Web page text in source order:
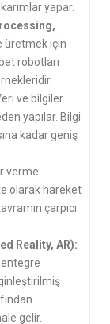
yapar.
üretmek için
robotları
ve bilgiler
yapılar. Bilgi
kadar geniş
verme
olarak hareket
çarpıcı
Reality, AR):
gelir.